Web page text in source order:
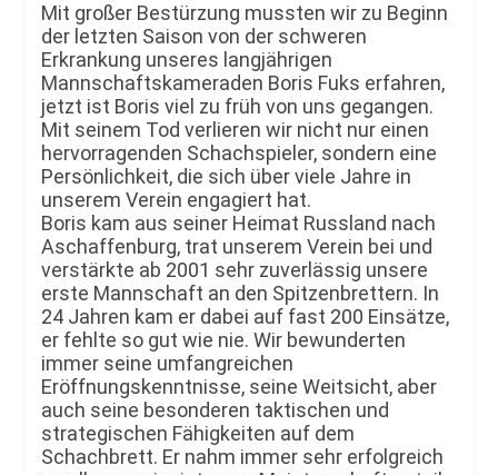
Mit großer Bestürzung mussten wir zu Beginn
der letzten Saison von der schweren
Erkrankung unseres langjährigen
Mannschaftskameraden Boris Fuks erfahren,
jetzt ist Boris viel zu früh von uns gegangen.
Mit seinem Tod verlieren wir nicht nur einen
hervorragenden Schachspieler, sondern eine
Persönlichkeit, die sich über viele Jahre in
unserem Verein engagiert hat.
Boris kam aus seiner Heimat Russland nach
Aschaffenburg, trat unserem Verein bei und
verstärkte ab 2001 sehr zuverlässig unsere
erste Mannschaft an den Spitzenbrettern. In
24 Jahren kam er dabei auf fast 200 Einsätze,
er fehlte so gut wie nie. Wir bewunderten
immer seine umfangreichen
Eröffnungskenntnisse, seine Weitsicht, aber
auch seine besonderen taktischen und
strategischen Fähigkeiten auf dem
Schachbrett. Er nahm immer sehr erfolgreich